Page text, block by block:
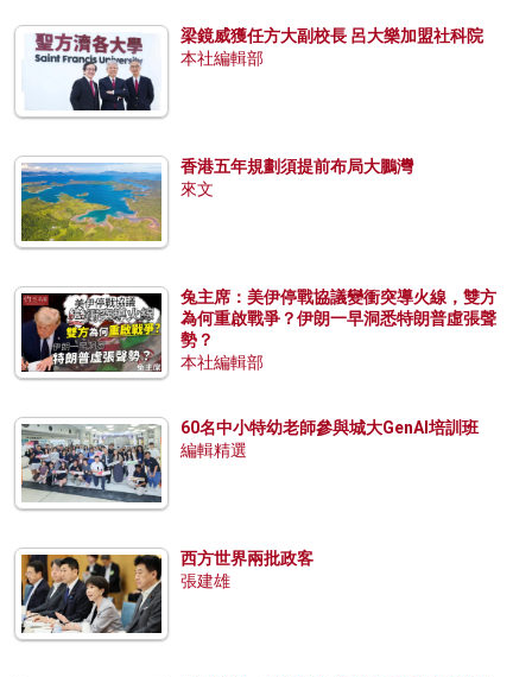
梁鏡威獲任方大副校長 呂大樂加盟社科院
本社編輯部
香港五年規劃須提前布局大鵬灣
來文
兔主席：美伊停戰協議變衝突導火線，雙方
為何重啟戰爭？伊朗一早洞悉特朗普虛張聲
勢？
本社編輯部
60名中小特幼老師參與城大GenAI培訓班
編輯精選
西方世界兩批政客
張建雄